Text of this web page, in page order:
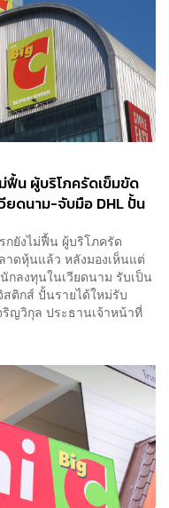
ฟื้น ผู้บริโภครัดเข็มขัด
ยดนาม-จับมือ DHL ปั้น
กยังไม่ฟื้น ผู้บริโภครัด
าดหุ้นแล้ว หลังมองเห็นแต่
ลงทุนในเวียดนาม รับเป็น
ติกส์ ปั้นรายได้ใหม่รับ
ญวิกุล ประธานเจ้าหน้าที่